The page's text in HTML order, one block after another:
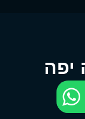
יפה